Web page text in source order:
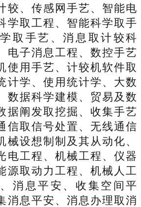
较、传感网手艺、智能电
学取工程、智能科学取手
取手艺、消息取计较科
电子消息工程、数控手艺
使用手艺、计较机软件取
计学、使用统计学、大数
数据科学建模、贸易及数
据阐发取挖掘、收集手艺
信取信号处置、无线通信
械设想制制及其从动化、
电工程、机械工程、仪器
源取动力工程、机械人工
消息平安、收集空间平
消息平安、消息办理取消